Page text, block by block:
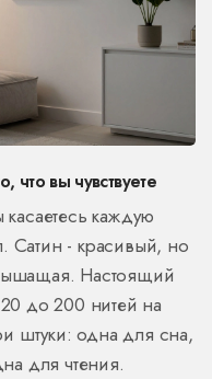
что вы чувствуете
каждую
Сатин - красивый, но
Настоящий
до 200 нитей на
штуки: одна для сна,
для чтения.